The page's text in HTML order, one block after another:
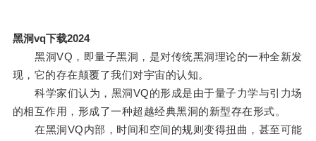
黑洞vq下载2024
黑洞VQ，即量子黑洞，是对传统黑洞理论的一种全新发
现，它的存在颠覆了我们对宇宙的认知。
科学家们认为，黑洞VQ的形成是由于量子力学与引力场
的相互作用，形成了一种超越经典黑洞的新型存在形式。
在黑洞VQ内部，时间和空间的规则变得扭曲，甚至可能